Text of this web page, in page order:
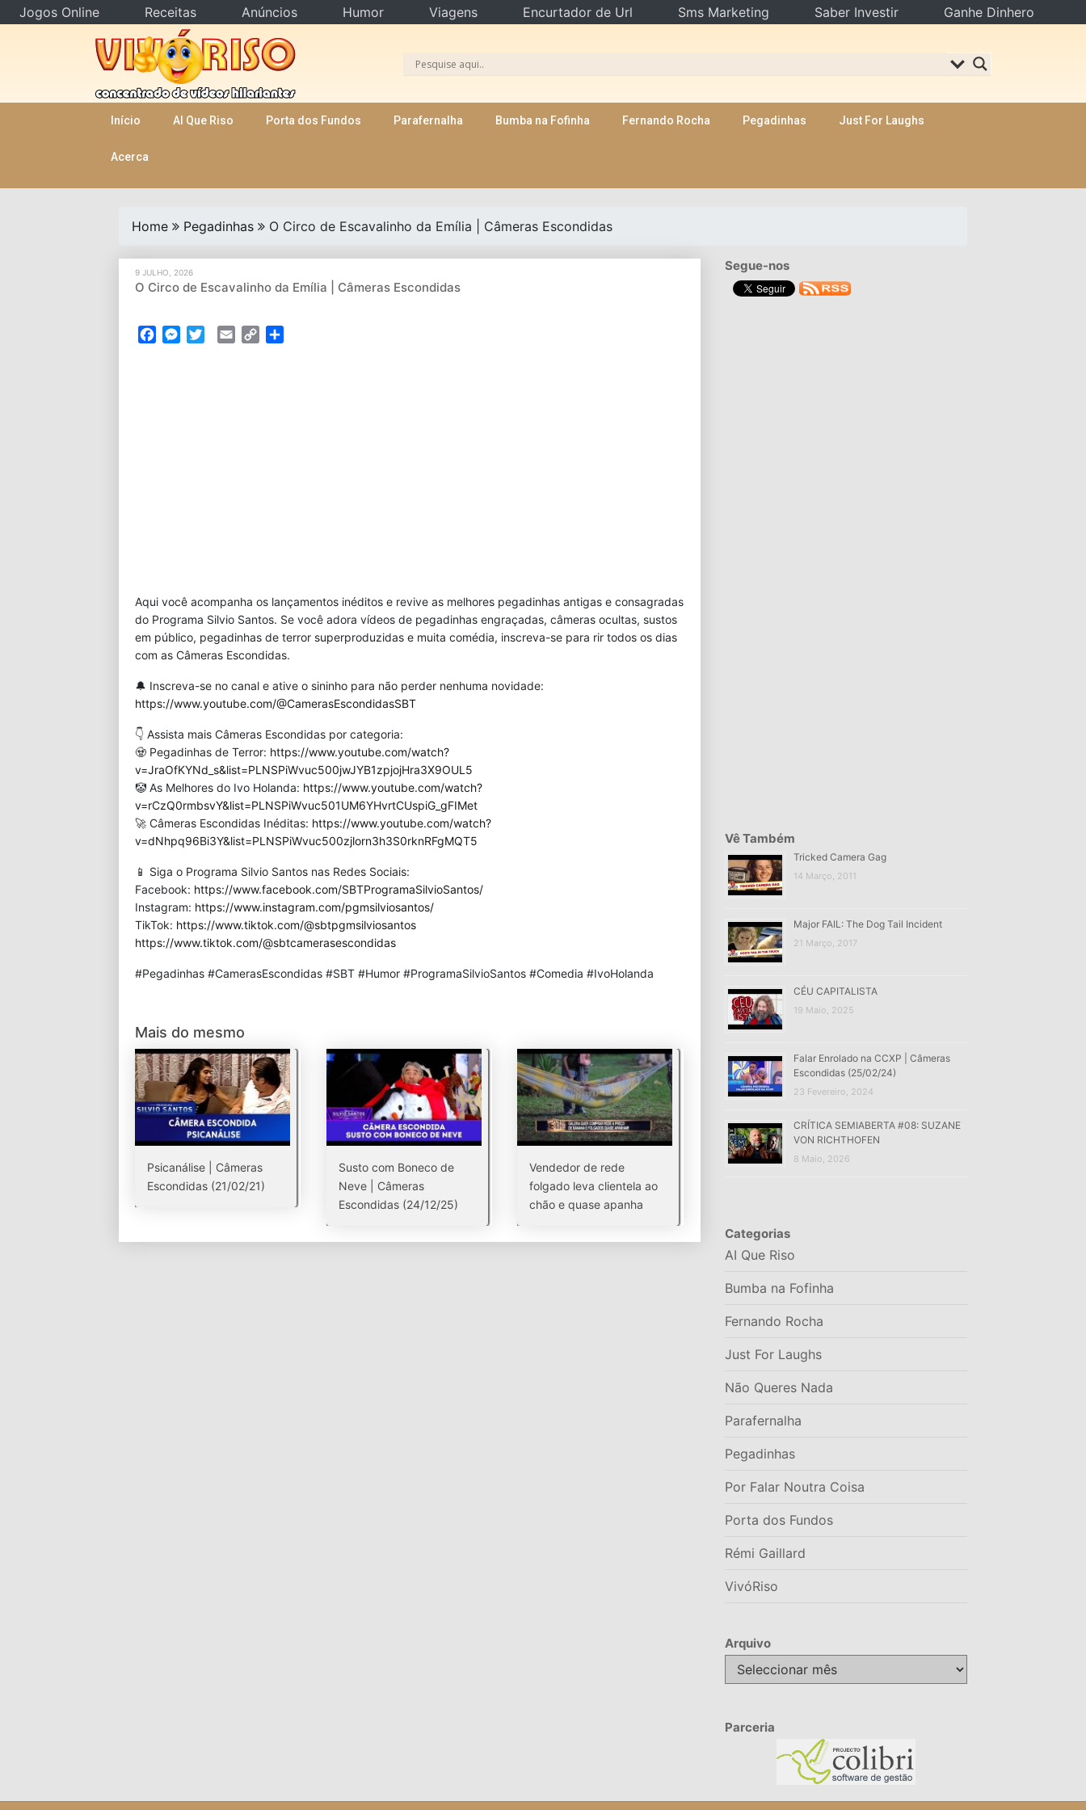
Início AI Que Riso Porta dos Fundos Parafernalha Bumba na Fofinha Fernando Rocha Pegadinhas Just For Laughs
Acerca
Home Pegadinhas O Circo de Escavalinho da Emília | Câmeras Escondidas
9 JULHO, 2026
O Circo de Escavalinho da Emília | Câmeras Escondidas
FacebookMessenger
TwitterEmail Copy
Aqui você acompanha os lançamentos inéditos e revive as melhores pegadinhas antigas e consagradas
do Programa Silvio Santos. Se você adora vídeos de pegadinhas engraçadas, câmeras ocultas, sustos
em público, pegadinhas de terror superproduzidas e muita comédia, inscreva-se para rir todos os dias
com as Câmeras Escondidas.
🔔 Inscreva-se no canal e ative o sininho para não perder nenhuma novidade:
https://www.youtube.com/@CamerasEscondidasSBT
👇 Assista mais Câmeras Escondidas por categoria:
🧟 Pegadinhas de Terror: https://www.youtube.com/watch?
v=JraOfKYNd_s&list=PLNSPiWvuc500jwJYB1zpjojHra3X9OUL5
🤡 As Melhores do Ivo Holanda: https://www.youtube.com/watch?
v=rCzQ0rmbsvY&list=PLNSPiWvuc501UM6YHvrtCUspiG_gFIMet
🚀 Câmeras Escondidas Inéditas: https://www.youtube.com/watch?
v=dNhpq96Bi3Y&list=PLNSPiWvuc500zjlorn3h3S0rknRFgMQT5
📱 Siga o Programa Silvio Santos nas Redes Sociais:
Facebook: https://www.facebook.com/SBTProgramaSilvioSantos/
Instagram: https://www.instagram.com/pgmsilviosantos/
TikTok: https://www.tiktok.com/@sbtpgmsilviosantos
https://www.tiktok.com/@sbtcamerasescondidas
#Pegadinhas #CamerasEscondidas #SBT #Humor #ProgramaSilvioSantos #Comedia #IvoHolanda
Mais do mesmo
Psicanálise | Câmeras
Escondidas (21/02/21)
Susto com Boneco de
Neve | Câmeras
Escondidas (24/12/25)
Vendedor de rede
folgado leva clientela ao
chão e quase apanha
Segue-nos
Vê Também
Tricked Camera Gag
14 Março, 2011
Major FAIL: The Dog Tail Incident
21 Março, 2017
CÉU CAPITALISTA
19 Maio, 2025
Falar Enrolado na CCXP | Câmeras
Escondidas (25/02/24)
23 Fevereiro, 2024
CRÍTICA SEMIABERTA #08: SUZANE
VON RICHTHOFEN
8 Maio, 2026
Categorias
AI Que Riso
Bumba na Fofinha
Fernando Rocha
Just For Laughs
Não Queres Nada
Parafernalha
Pegadinhas
Por Falar Noutra Coisa
Porta dos Fundos
Rémi Gaillard
VivóRiso
Arquivo
Arquivo
Parceria
Jogos Online Receitas Anúncios Humor Viagens Encurtador de Url Sms Marketing Saber Investir Ganhe Dinhero